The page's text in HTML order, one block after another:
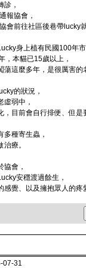
診，
報協會，
會前往社區後巷帶lucky就
身上植有民國100年市
，本貓已15歲以上，
蕩這麼多年，是很厲害的
的狀況，
虛弱中，
，目前會自行排便、但是
多種寄生蟲，
治療。
協會，
安穩渡過餘生，
感覺、以及擁抱眾人的疼
07-31